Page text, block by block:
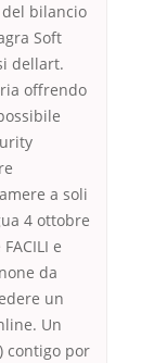
bilancio
Soft
dellart.
offrendo
a soli
4 ottobre
e
da
un
Un
contigo por